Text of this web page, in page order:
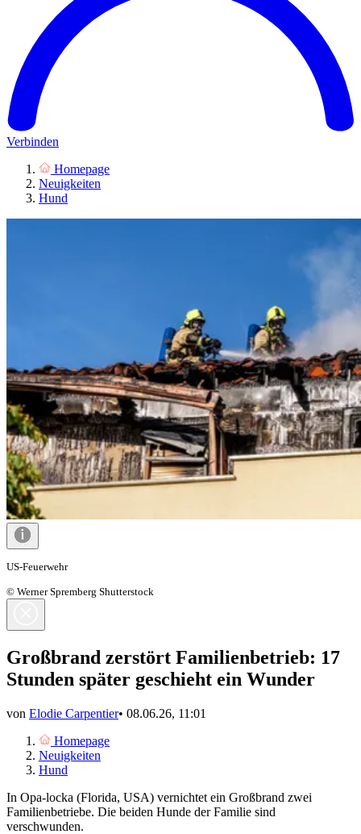
Verbinden
Homepage
Neuigkeiten
Hund
US-Feuerwehr
© Werner Spremberg Shutterstock
Großbrand zerstört Familienbetrieb: 17
Stunden später geschieht ein Wunder
von Elodie Carpentier• 08.06.26, 11:01
Homepage
Neuigkeiten
Hund
In Opa-locka (Florida, USA) vernichtet ein Großbrand zwei
Familienbetriebe. Die beiden Hunde der Familie sind
verschwunden.